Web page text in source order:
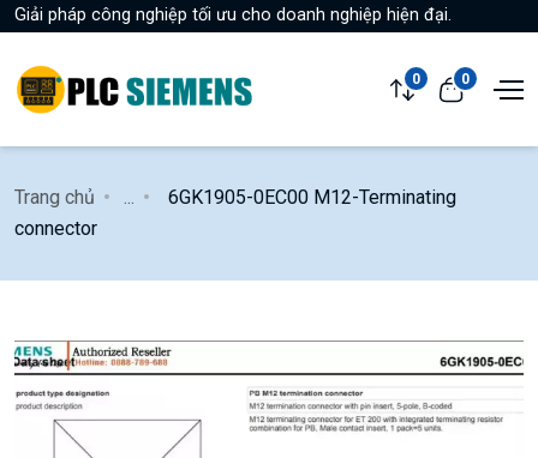
Giải pháp công nghiệp tối ưu cho doanh nghiệp hiện đại.
0 0
Trang chủ
6GK1905-0EC00 M12-Terminating
connector